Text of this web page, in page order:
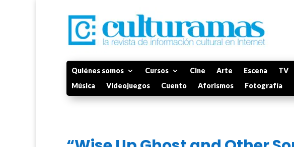
Quiénes somos Cursos Cine Arte Escena TV
Música
Videojuegos Cuento Aforismos Fotografía